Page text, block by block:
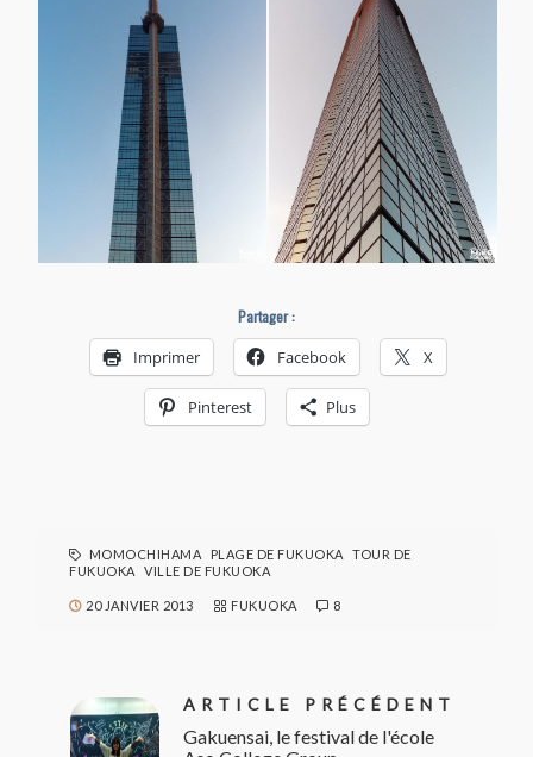
Partager :
Imprimer Facebook X
Pinterest Plus
MOMOCHIHAMA PLAGE DE FUKUOKA
TOUR DE
FUKUOKA
VILLE DE FUKUOKA
20 JANVIER 2013 FUKUOKA 8
ARTICLE PRÉCÉDENT
Gakuensai, le festival de l'école